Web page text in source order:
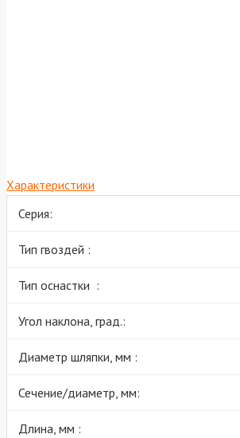
Характеристики
Серия:
Тип гвоздей :
Тип оснастки :
Угол наклона, град.:
Диаметр шляпки, мм :
Сечение/диаметр, мм:
Длина, мм :